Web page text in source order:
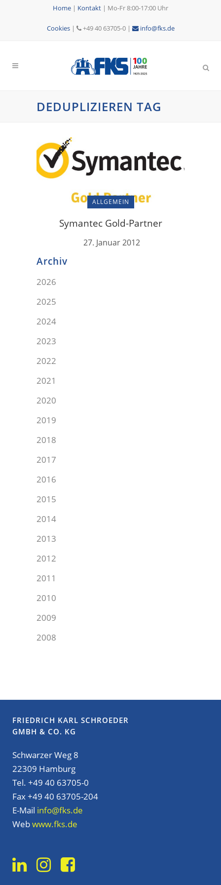
Home | Kontakt | Mo-Fr 8:00-17:00 Uhr
Cookies| +49 40 63705-0 | info@fks.de
DEDUPLIZIEREN TAG
ALLGEMEIN
Symantec Gold-Partner
27. Januar 2012
Archiv
2026
2025
2024
2023
2022
2021
2020
2019
2018
2017
2016
2015
2014
2013
2012
2011
2010
2009
2008
FRIEDRICH KARL SCHROEDER
GMBH & CO. KG
Schwarzer Weg 8
22309 Hamburg
Tel. +49 40 63705-0
Fax +49 40 63705-204
E-Mail info@fks.de
Webwww.fks.de